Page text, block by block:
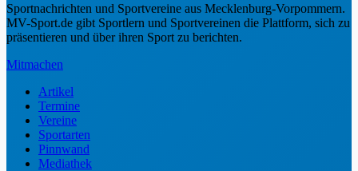
Sportnachrichten und Sportvereine aus Mecklenburg-Vorpommern.
MV-Sport.de gibt Sportlern und Sportvereinen die Plattform, sich zu
präsentieren und über ihren Sport zu berichten.
Mitmachen
Artikel
Termine
Vereine
Sportarten
Pinnwand
Mediathek